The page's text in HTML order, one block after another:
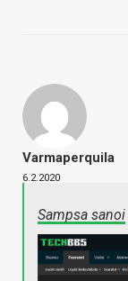
Varmaperquila
6.2.2020
Sampsa sanoi